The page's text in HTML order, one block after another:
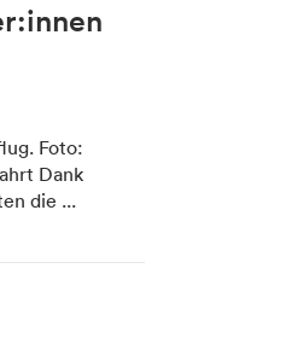
Foto:
Dank
die ...